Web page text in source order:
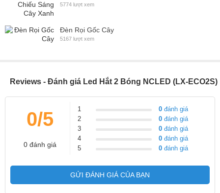
5774 lượt xem
Đèn Rọi Gốc Cây
5167 lượt xem
Reviews - Đánh giá Led Hắt 2 Bóng NCLED (LX-ECO2S)
0/5
0 đánh giá
1 0 đánh giá
2
0 đánh giá
3
0 đánh giá
4
0 đánh giá
5
0 đánh giá
GỬI ĐÁNH GIÁ CỦA BẠN